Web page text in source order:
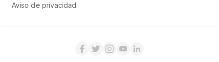
Aviso de privacidad